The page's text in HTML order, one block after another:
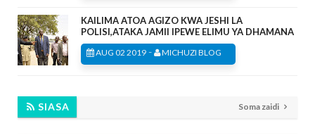
KAILIMA ATOA AGIZO KWA JESHI LA
POLISI,ATAKA JAMII IPEWE ELIMU YA DHAMANA
AUG 02 2019 - MICHUZI BLOG
SIASA Soma zaidi